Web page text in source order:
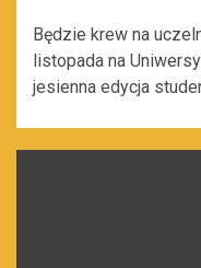
Będzie krew na
listopada na
jesienna edycja